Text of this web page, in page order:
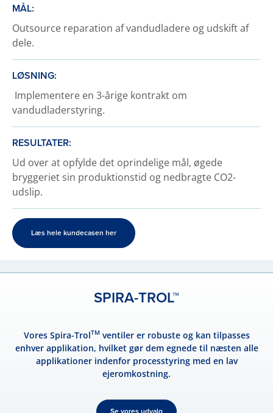
MÅL:
Outsource reparation af vandudladere og udskift af
dele.
LØSNING:
Implementere en 3-årige kontrakt om
vandudladerstyring.
RESULTATER:
Ud over at opfylde det oprindelige mål, øgede
bryggeriet sin produktionstid og nedbragte CO2-
udslip.
Læs hele kundecasen her
SPIRA-TROL™
Vores Spira-TrolTMventiler er robuste og kan tilpasses
enhver applikation, hvilket gør dem egnede til næsten alle
applikationer indenfor processtyring med en lav
ejeromkostning.